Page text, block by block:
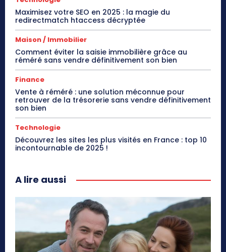
Maximisez votre SEO en 2025 : la magie du
redirectmatch htaccess décryptée
Maison / Immobilier
Comment éviter la saisie immobilière grâce au
réméré sans vendre définitivement son bien
Finance
Vente à réméré : une solution méconnue pour
retrouver de la trésorerie sans vendre définitivement
son bien
Technologie
Découvrez les sites les plus visités en France : top 10
incontournable de 2025 !
A lire aussi